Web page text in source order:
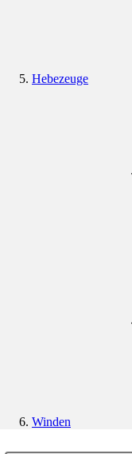
Hebezeuge
Winden